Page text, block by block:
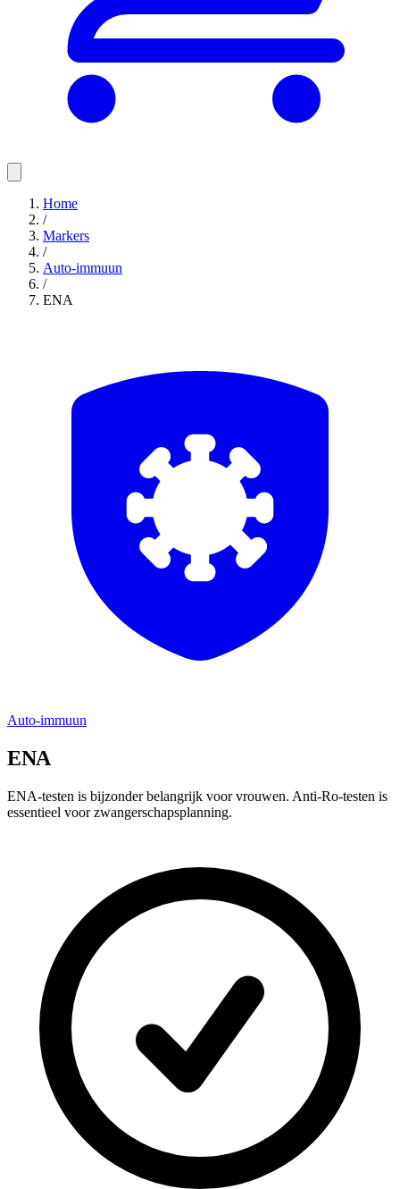
Home
/
Markers
/
Auto-immuun
/
ENA
Auto-immuun
ENA
ENA-testen is bijzonder belangrijk voor vrouwen. Anti-Ro-testen is
essentieel voor zwangerschapsplanning.